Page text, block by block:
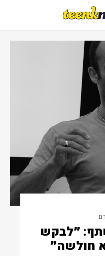
״לבקש
חולשה״